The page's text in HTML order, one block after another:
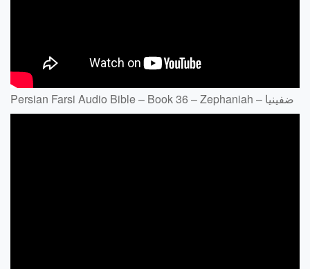
Persian Farsi Audio Bible – Book 36 – Zephaniah – ضفينيا